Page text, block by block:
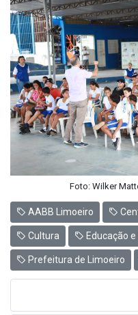
Foto: Wilker
AABB Limoeiro
Cultura Educação
Prefeitura de Limoeiro